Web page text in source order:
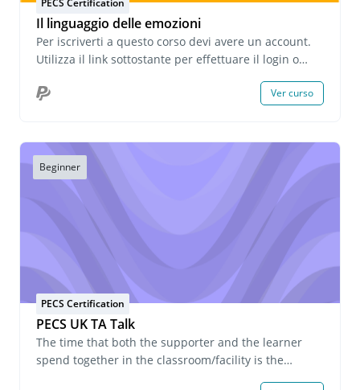
PECS Certification
Il linguaggio delle emozioni
Per iscriverti a questo corso devi avere un account.
Utilizza il link sottostante per effettuare il login o
o desideri richiedere informazioni sulle iscrizioni di
Ver curso
Beginner
PECS Certification
PECS UK TA Talk
The time that both the supporter and the learner
spend together in the classroom/facility is the